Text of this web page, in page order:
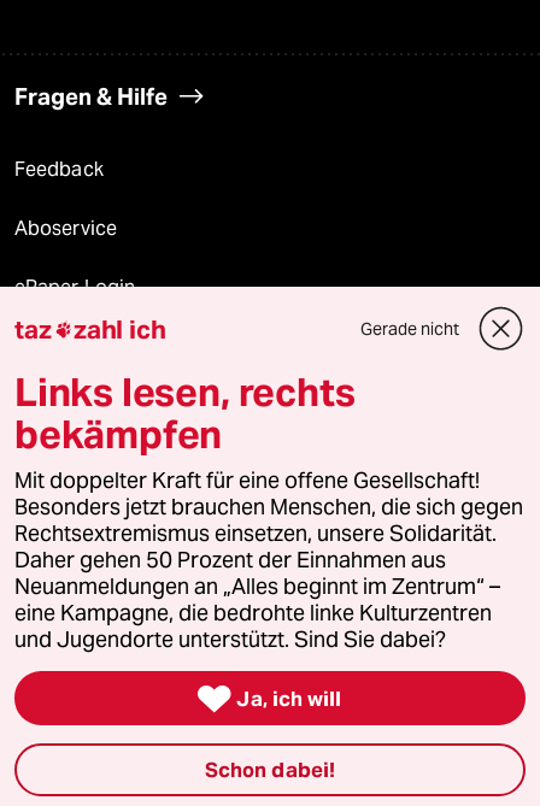
Fragen & Hilfe
Feedback
Aboservice
ePaper Login
Downloads für Abonnierende
© 2026 taz Verlags und Vertriebs GmbH
Alle Rechte vorbehalten. Bei rechtlichen Fragen oder für Genehmigungen
wenden Sie sich bitte an
lizenzen@taz.de
Feedback Redaktionsstatut Kommune-Richtlinien
Leitlinie Informant Datenschutz Impressum AGB
Seitenwende Einwilligungen widerrufen (Ads)
taz zahl ich Gerade nicht
Links lesen, rechts
bekämpfen
Mit doppelter Kraft für eine offene Gesellschaft!
Besonders jetzt brauchen Menschen, die sich gegen
Rechtsextremismus einsetzen, unsere Solidarität.
Daher gehen 50 Prozent der Einnahmen aus
Neuanmeldungen an „Alles beginnt im Zentrum“ –
eine Kampagne, die bedrohte linke Kulturzentren
und Jugendorte unterstützt. Sind Sie dabei?
 Ja, ich will
Schon dabei!